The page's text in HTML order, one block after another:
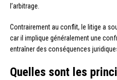
l’arbitrage.
Contrairement au conflit, le litige a
car il implique généralement une
entraîner des conséquences
Quelles sont les